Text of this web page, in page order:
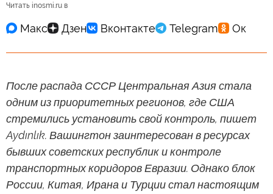
Читать inosmi.ru в
После распада СССР Центральная Азия стала
одним из приоритетных регионов, где США
стремились установить свой контроль, пишет
Aydınlık. Вашингтон заинтересован в ресурсах
бывших советских республик и контроле
транспортных коридоров Евразии. Однако блок
России, Китая, Ирана и Турции стал настоящим